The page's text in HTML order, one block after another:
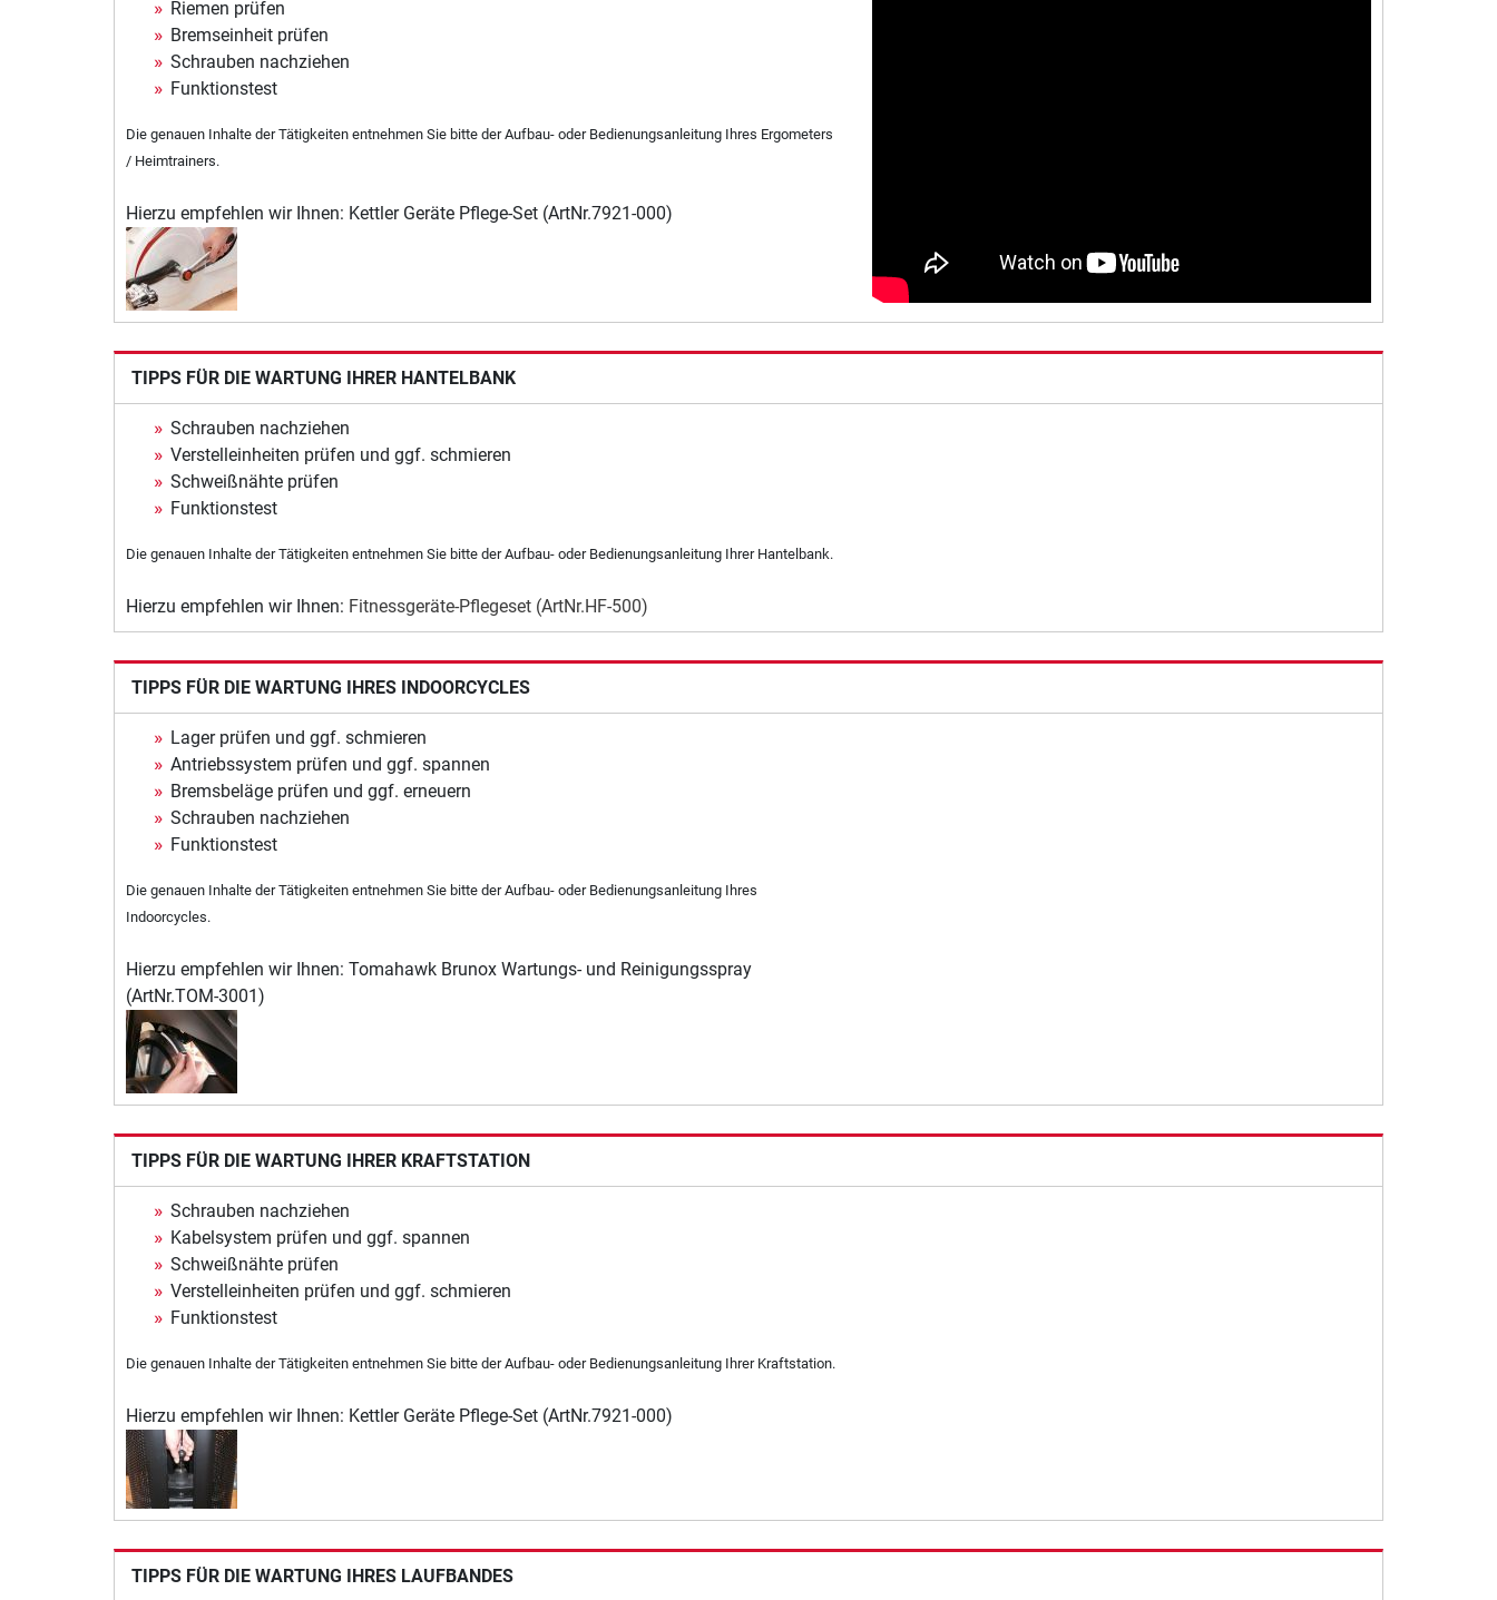
Riemen prüfen
Bremseinheit prüfen
Schrauben nachziehen
Funktionstest
Die genauen Inhalte der Tätigkeiten entnehmen Sie bitte der Aufbau- oder Bedienungsanleitung Ihres Ergometers
/ Heimtrainers.
Hierzu empfehlen wir Ihnen: Kettler Geräte Pflege-Set (ArtNr.7921-000)
TIPPS FÜR DIE WARTUNG IHRER HANTELBANK
Schrauben nachziehen
Verstelleinheiten prüfen und ggf. schmieren
Schweißnähte prüfen
Funktionstest
Die genauen Inhalte der Tätigkeiten entnehmen Sie bitte der Aufbau- oder Bedienungsanleitung Ihrer Hantelbank.
Hierzu empfehlen wir Ihnen: Fitnessgeräte-Pflegeset (ArtNr.HF-500)
TIPPS FÜR DIE WARTUNG IHRES INDOORCYCLES
Lager prüfen und ggf. schmieren
Antriebssystem prüfen und ggf. spannen
Bremsbeläge prüfen und ggf. erneuern
Schrauben nachziehen
Funktionstest
Die genauen Inhalte der Tätigkeiten entnehmen Sie bitte der Aufbau- oder Bedienungsanleitung Ihres
Indoorcycles.
Hierzu empfehlen wir Ihnen: Tomahawk Brunox Wartungs- und Reinigungsspray
(ArtNr.TOM-3001)
TIPPS FÜR DIE WARTUNG IHRER KRAFTSTATION
Schrauben nachziehen
Kabelsystem prüfen und ggf. spannen
Schweißnähte prüfen
Verstelleinheiten prüfen und ggf. schmieren
Funktionstest
Die genauen Inhalte der Tätigkeiten entnehmen Sie bitte der Aufbau- oder Bedienungsanleitung Ihrer Kraftstation.
Hierzu empfehlen wir Ihnen: Kettler Geräte Pflege-Set (ArtNr.7921-000)
TIPPS FÜR DIE WARTUNG IHRES LAUFBANDES